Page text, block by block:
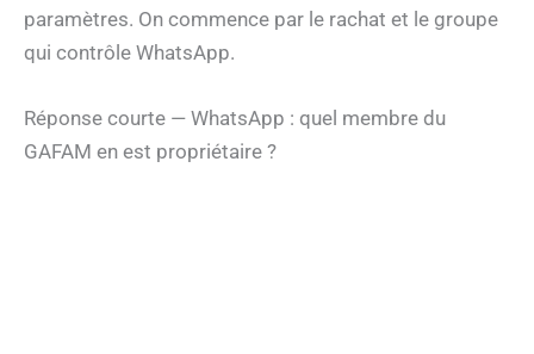
paramètres. On commence par le rachat et le groupe
qui contrôle WhatsApp.
Réponse courte — WhatsApp : quel membre du
GAFAM en est propriétaire ?